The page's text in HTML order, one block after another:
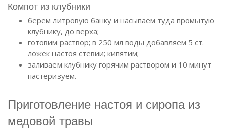
Компот из клубники
берем литровую банку и насыпаем туда промытую
клубнику, до верха;
готовим раствор; в 250 мл воды добавляем 5 ст.
ложек настоя стевии; кипятим;
заливаем клубнику горячим раствором и 10 минут
пастеризуем.
Приготовление настоя и сиропа из
медовой травы